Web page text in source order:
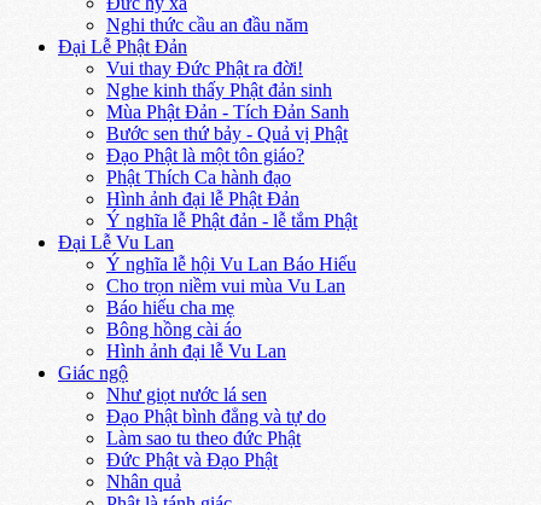
Nghi thức cầu an đầu năm
Đại Lễ Phật Đản
Vui thay Đức Phật ra đời!
Nghe kinh thấy Phật đản sinh
Mùa Phật Đản - Tích Đản Sanh
Bước sen thứ bảy - Quả vị Phật
Đạo Phật là một tôn giáo?
Phật Thích Ca hành đạo
Hình ảnh đại lễ Phật Đản
Ý nghĩa lễ Phật đản - lễ tắm Phật
Đại Lễ Vu Lan
Ý nghĩa lễ hội Vu Lan Báo Hiếu
Cho trọn niềm vui mùa Vu Lan
Báo hiếu cha mẹ
Bông hồng cài áo
Hình ảnh đại lễ Vu Lan
Giác ngộ
Như giọt nước lá sen
Đạo Phật bình đẳng và tự do
Làm sao tu theo đức Phật
Đức Phật và Đạo Phật
Nhân quả